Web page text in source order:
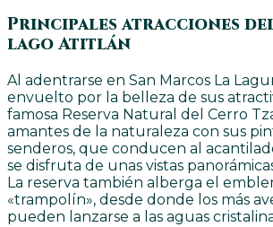
Principales atracciones
lago Atitlán
Al adentrarse en San Marcos La
envuelto por la belleza de sus
famosa Reserva Natural del Cerro
amantes de la naturaleza con sus
senderos, que conducen al
se disfruta de unas vistas
La reserva también alberga el
«trampolín», desde donde los más
pueden lanzarse a las aguas